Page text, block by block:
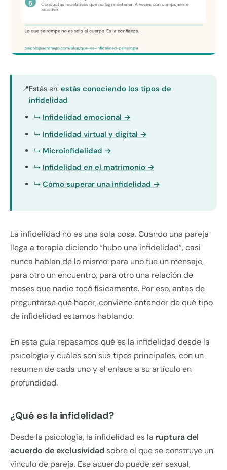
📍Estás en: estás conociendo los tipos de
infidelidad
Infidelidad emocional →
Infidelidad virtual y digital →
Microinfidelidad →
Infidelidad en el matrimonio →
Cómo superar una infidelidad →
La infidelidad no es una sola cosa. Cuando una pareja
llega a terapia diciendo “hubo una infidelidad”, casi
nunca hablan de lo mismo: para uno fue un mensaje,
para otro un encuentro, para otro una relación de
meses que nadie tocó físicamente. Por eso, antes de
preguntarse qué hacer, conviene entender de qué tipo
de infidelidad estamos hablando.
En esta guía repasamos qué es la infidelidad desde la
psicología y cuáles son sus tipos principales, con un
resumen de cada uno y el enlace a su artículo en
profundidad.
¿Qué es la infidelidad?
Desde la psicología, la infidelidad es la ruptura del
acuerdo de exclusividad sobre el que se construye un
vínculo de pareja. Ese acuerdo puede ser sexual,